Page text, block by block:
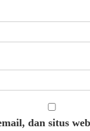
dan situs